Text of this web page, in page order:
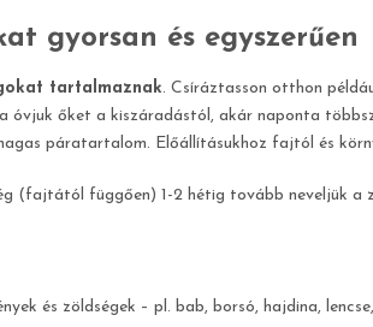
gyorsan és egyszerűen
tartalmaznak. Csíráztasson otthon
óvjuk őket a kiszáradástól, akár naponta
páratartalom. Előállításukhoz fajtól és
(fajtától függően) 1-2 hétig tovább neveljük a
és zöldségek – pl. bab, borsó, hajdina,